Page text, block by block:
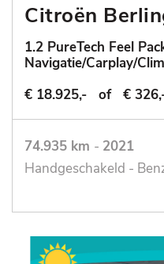
Citroën
1.2 PureTech Feel
Navigatie/Carplay/
€ 18.925,-
of €
74.935 km - 2021
Handgeschakeld -